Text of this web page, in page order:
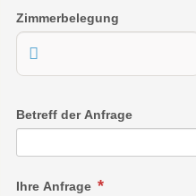
Zimmerbelegung
Betreff der Anfrage
Ihre Anfrage